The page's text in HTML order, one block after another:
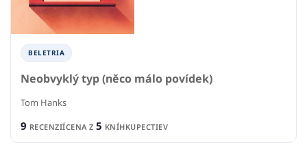
BELETRIA
Neobvyklý typ (něco málo povídek)
Tom Hanks
9 RECENZIÍCENA Z 5 KNÍHKUPECTIEV